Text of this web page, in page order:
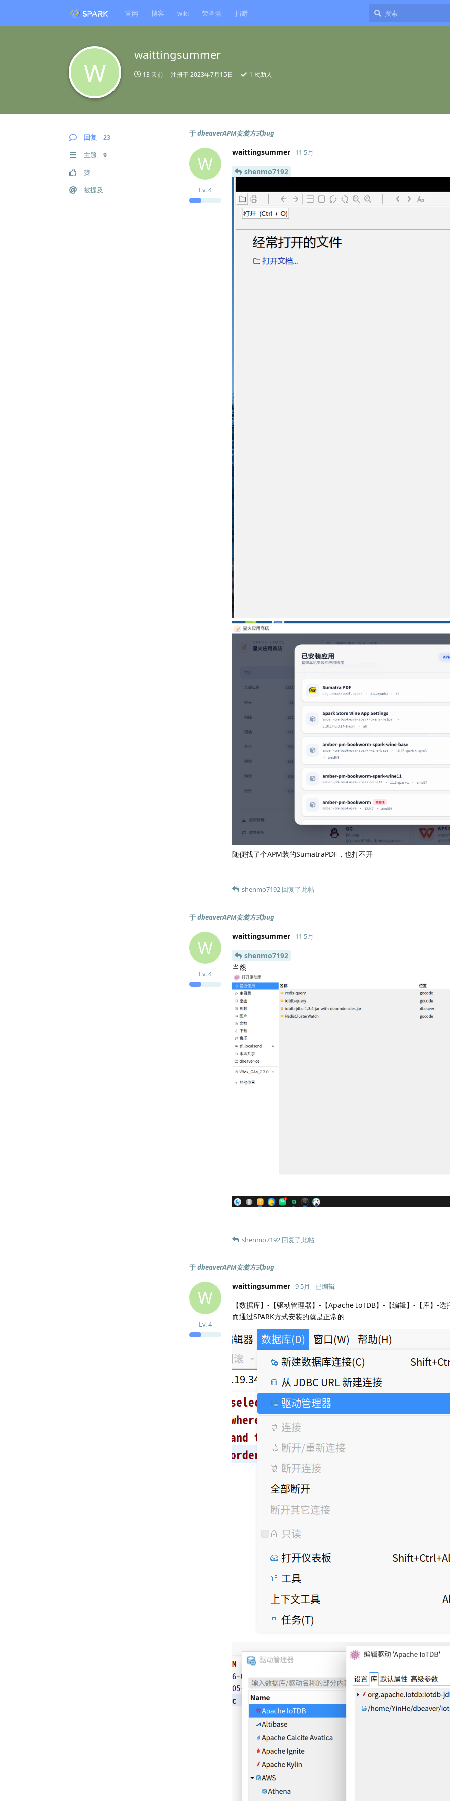
官网 博客 wiki 荣誉墙 捐赠
W
waittingsummer
13 天前 注册于2023年7月15日 1 次助人
回复 23
主题 9
赞
被提及
于dbeaverAPM安装方式bug
W
waittingsummer
Lv.4
11 5月
shenmo7192
随便找了个APM装的SumatraPDF，也打不开
shenmo7192 回复了此帖
于dbeaverAPM安装方式bug
W
waittingsummer
Lv.4
11 5月
shenmo7192
当然
shenmo7192 回复了此帖
于dbeaverAPM安装方式bug
W
waittingsummer
Lv.4
9 5月 已编辑
【数据库】-【驱动管理器】-【Apache IoTDB】-【编辑】-【库】-选
而通过SPARK方式安装的就是正常的